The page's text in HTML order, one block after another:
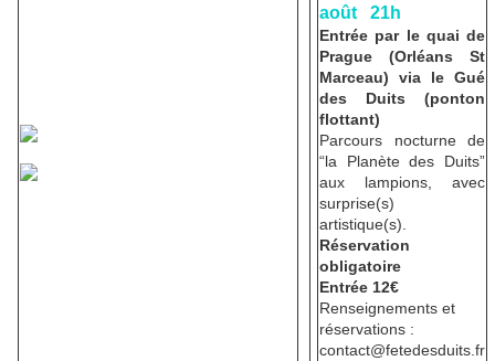
août 21h
Entrée par le quai de
Prague (Orléans St
Marceau) via le Gué
des Duits (ponton
flottant)
Parcours nocturne de
“la Planète des Duits”
aux lampions, avec
surprise(s)
artistique(s).
Réservation
obligatoire
Entrée 12€
Renseignements et
réservations :
contact@fetedesduits.fr